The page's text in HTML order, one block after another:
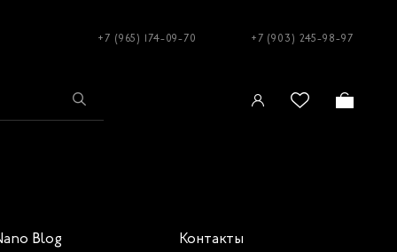
+7 (965) 174-09-70 +7 (903) 245-98-97
Blog Контакты